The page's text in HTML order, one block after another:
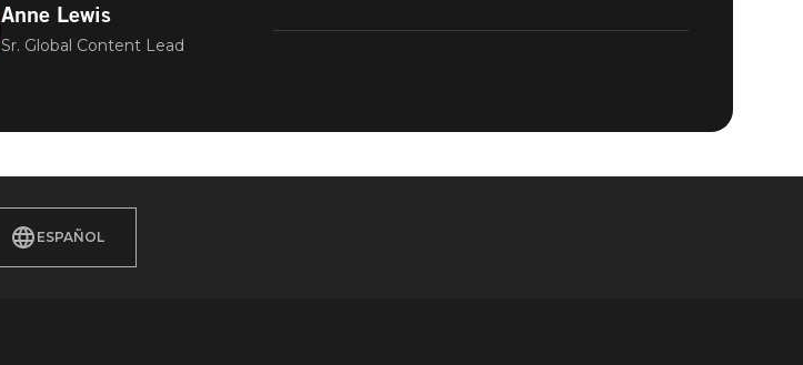
Anne Lewis
Sr. Global Content Lead
ESPAÑOL